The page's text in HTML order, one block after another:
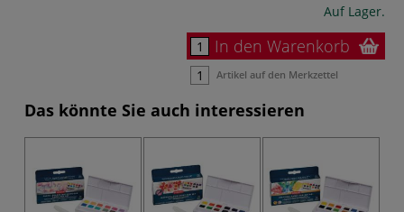
Auf Lager.
In den Warenkorb
Artikel auf den Merkzettel
Das könnte Sie auch interessieren